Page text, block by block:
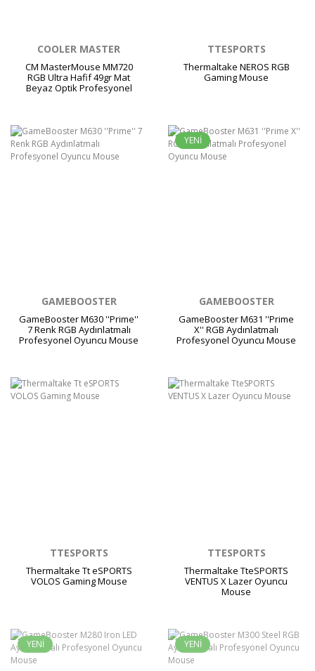
COOLER MASTER
CM MasterMouse MM720
RGB Ultra Hafif 49gr Mat
Beyaz Optik Profesyonel
TTESPORTS
Thermaltake NEROS RGB
Gaming Mouse
GAMEBOOSTER
GameBooster M630 ''Prime''
7 Renk RGB Aydınlatmalı
Profesyonel Oyuncu Mouse
YENİ
GAMEBOOSTER
GameBooster M631 ''Prime
X'' RGB Aydınlatmalı
Profesyonel Oyuncu Mouse
TTESPORTS
Thermaltake Tt eSPORTS
VOLOS Gaming Mouse
TTESPORTS
Thermaltake TteSPORTS
VENTUS X Lazer Oyuncu
Mouse
YENİ YENİ